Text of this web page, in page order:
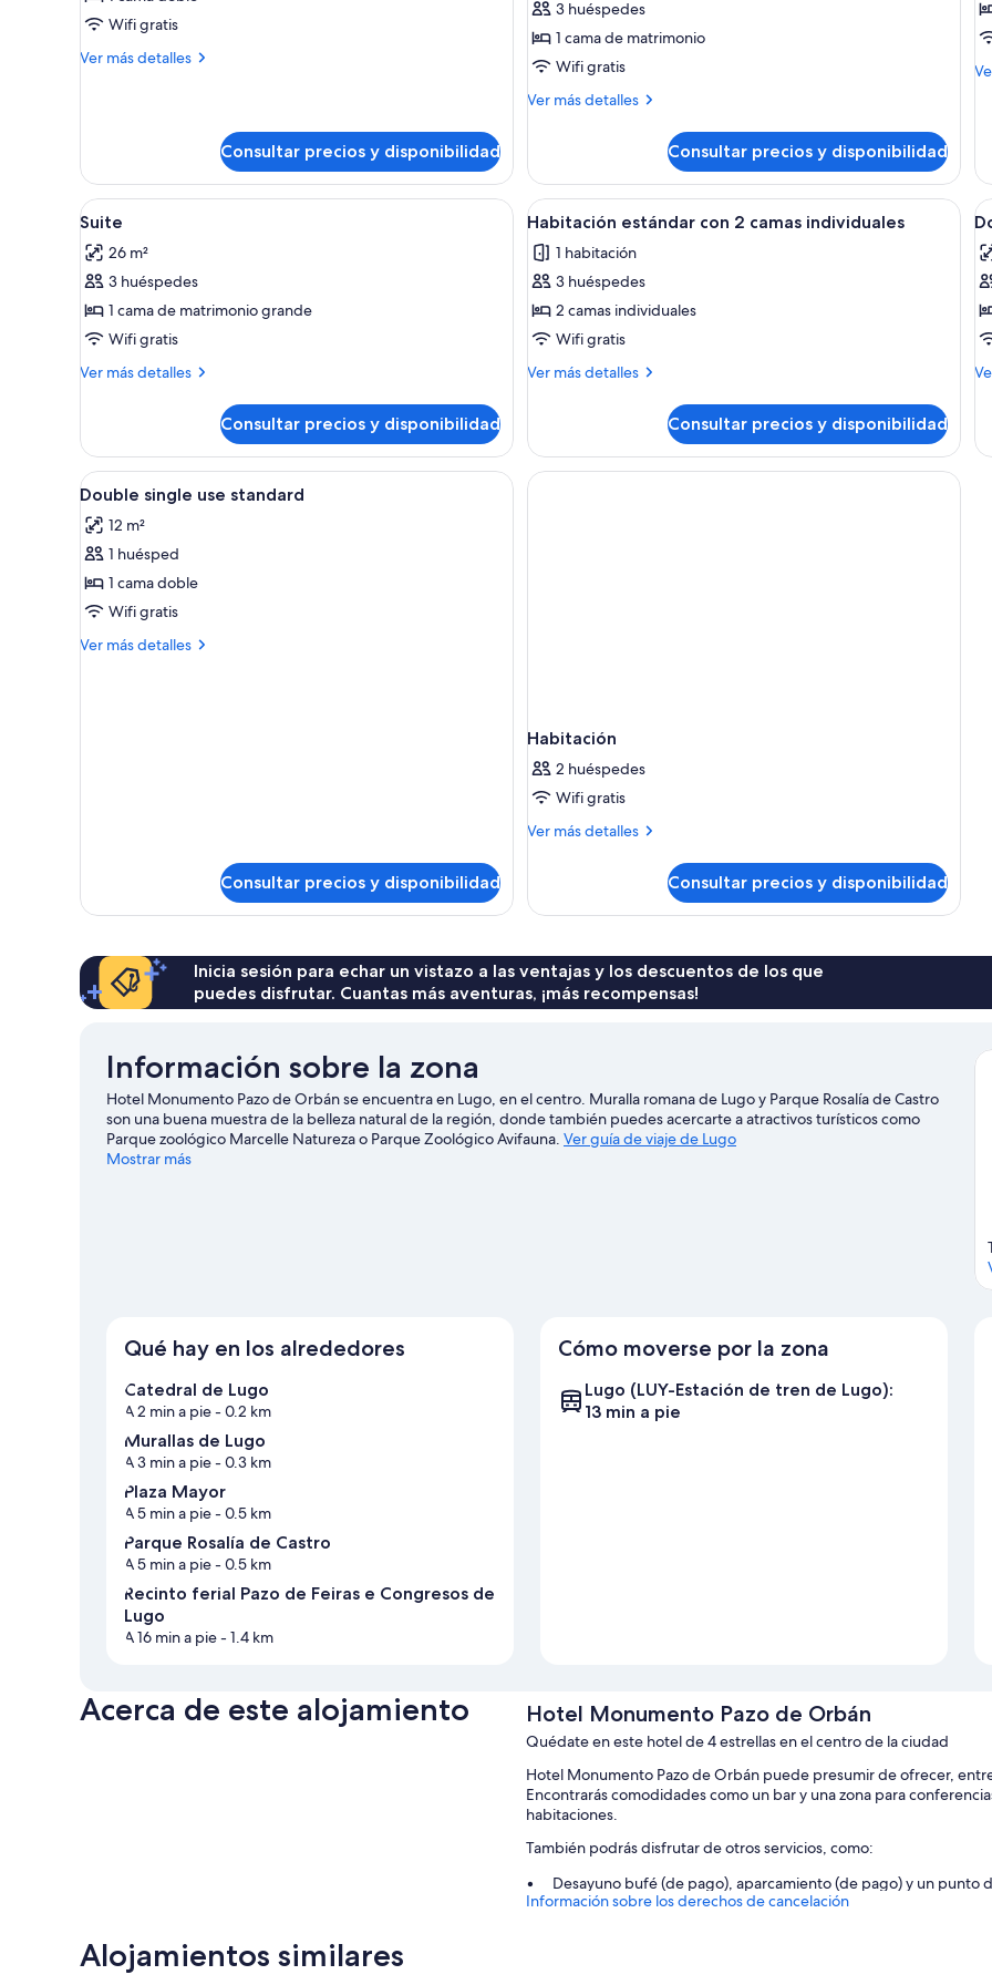
Habitación
económica
Wifi gratis
Ver más detalles
Más
Consultar precios y disponibilidad
Habitación
estándar
doble
3 huéspedes
1 cama de matrimonio
Wifi gratis
Ver más detalles
Más
estándar
doble
Consultar precios y disponibilidad
Abrir
todas
las
fotos
de
Suite
Una habitación con una vitrina de vidrio llena de diversos objetos, una cama con cubrecama blanco y
6
Suite
26 m²
3 huéspedes
1 cama de matrimonio grande
Wifi gratis
Ver más detalles
Más
Consultar precios y disponibilidad
Abrir
todas
las
fotos
de
Habitación
estándar
camas
individuales
Una habitación de hotel con una
1
Habitación estándar con 2 camas individuales
1 habitación
3 huéspedes
2 camas individuales
Wifi gratis
Ver más detalles
Más
estándar
con
2
Consultar precios y disponibilidad
Abrir
todas
las
fotos
de
Double
single
Minibar, caja fuerte, escritorio y cortinas opacas
2
Double single use standard
12 m²
1 huésped
1 cama doble
Wifi gratis
Ver más detalles
Más
Consultar precios y disponibilidad
Habitación
2 huéspedes
Wifi gratis
Ver más detalles
Más
Consultar precios y disponibilidad
Inicia sesión para echar un vistazo a las ventajas y los descuentos de los que
puedes disfrutar. Cuantas más aventuras, ¡más recompensas!
Información sobre la zona
Hotel Monumento Pazo de Orbán se encuentra en Lugo, en el centro. Muralla romana de Lugo y Parque Rosalía de Castro
son una buena muestra de la belleza natural de la región, donde también puedes acercarte a atractivos turísticos como
Parque zoológico Marcelle Natureza o Parque Zoológico Avifauna. Ver guía de viaje de Lugo
Mostrar más
Qué hay en los alrededores
Catedral de Lugo
A 2 min a pie- 0.2 km
Murallas de Lugo
A 3 min a pie- 0.3 km
Plaza Mayor
A 5 min a pie- 0.5 km
Parque Rosalía de Castro
A 5 min a pie- 0.5 km
Recinto ferial Pazo de Feiras e Congresos de
Lugo
A 16 min a pie- 1.4 km
Cómo moverse por la zona
Lugo (LUY-Estación de tren de Lugo):
13 min a pie
Acerca de este alojamiento Hotel Monumento Pazo de Orbán
Quédate en este hotel de 4 estrellas en el centro de la ciudad
Hotel Monumento Pazo de Orbán puede presumir de ofrecer,
Encontrarás comodidades como un bar y una zona para
habitaciones.
También podrás disfrutar de otros servicios, como:
Desayuno bufé (de pago), aparcamiento (de pago) y un punto
Servicio de registro de entrada exprés, servicios de conserjería
Información sobre los derechos de cancelación
Alojamientos similares